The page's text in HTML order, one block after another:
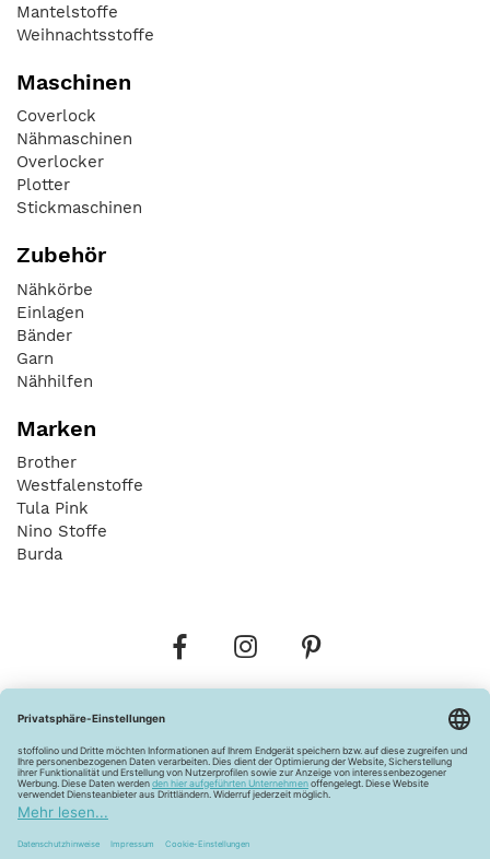
Mantelstoffe
Weihnachtsstoffe
Maschinen
Coverlock
Nähmaschinen
Overlocker
Plotter
Stickmaschinen
Zubehör
Nähkörbe
Einlagen
Bänder
Garn
Nähhilfen
Marken
Brother
Westfalenstoffe
Tula Pink
Nino Stoffe
Burda
Widerrufsbelehrung Vertrag widerrufen
Barrierefreiheitserklärung